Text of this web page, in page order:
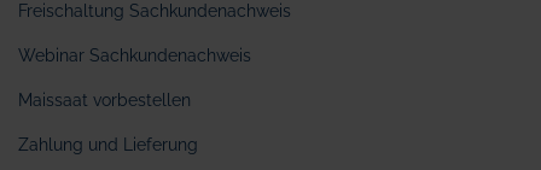
Freischaltung Sachkundenachweis
Webinar Sachkundenachweis
Maissaat vorbestellen
Zahlung und Lieferung